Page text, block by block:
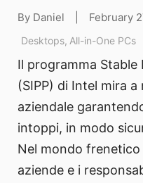
By Daniel February
Desktops, All-in-One PCs
Il programma
(SIPP) di Intel mira
aziendale
intoppi, in modo
Nel mondo
aziende e i